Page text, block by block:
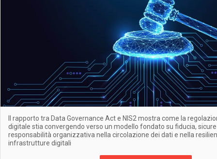
Il rapporto tra Data Governance Act e NIS2 mostra come la
digitale stia convergendo verso un modello fondato su fiducia,
responsabilità organizzativa nella circolazione dei dati e nella
infrastrutture digitali